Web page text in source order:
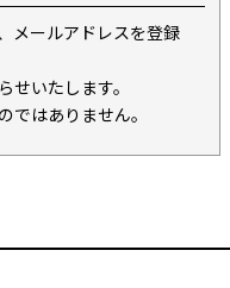
メールアドレスを登録
いたします。
ではありません。